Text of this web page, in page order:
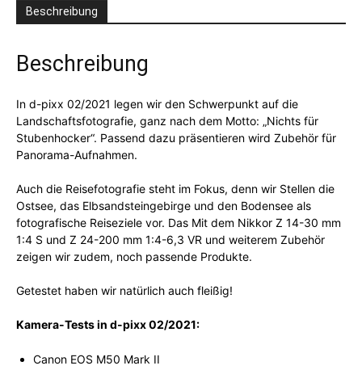
Beschreibung
Beschreibung
In d-pixx 02/2021 legen wir den Schwerpunkt auf die
Landschaftsfotografie, ganz nach dem Motto: „Nichts für
Stubenhocker“. Passend dazu präsentieren wird Zubehör für
Panorama-Aufnahmen.
Auch die Reisefotografie steht im Fokus, denn wir Stellen die
Ostsee, das Elbsandsteingebirge und den Bodensee als
fotografische Reiseziele vor. Das Mit dem Nikkor Z 14-30 mm
1:4 S und Z 24-200 mm 1:4-6,3 VR und weiterem Zubehör
zeigen wir zudem, noch passende Produkte.
Getestet haben wir natürlich auch fleißig!
Kamera-Tests in d-pixx 02/2021:
Canon EOS M50 Mark II